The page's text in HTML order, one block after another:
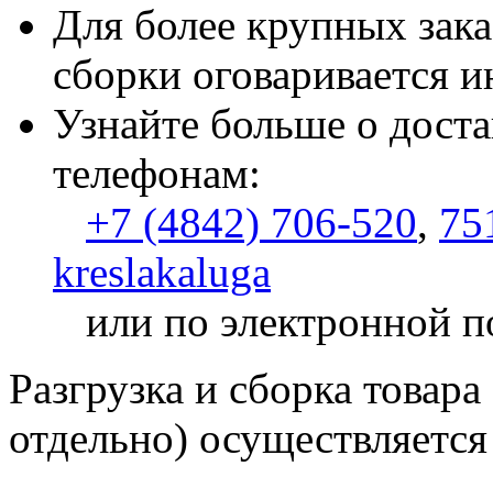
Для более крупных
сборки оговаривается
Узнайте больше о
телефонам:
+7 (4842) 706-520,
kreslakaluga
или по электронной
Разгрузка и сборка
отдельно)